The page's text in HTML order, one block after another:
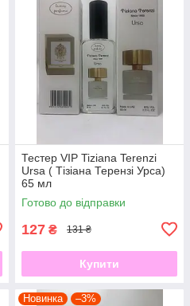
Тестер VIP Tiziana Terenzi
Ursa ( Тізіана Терензі Урса)
65 мл
Готово до відправки
127 ₴ 131 ₴
Купити
Новинка –3%